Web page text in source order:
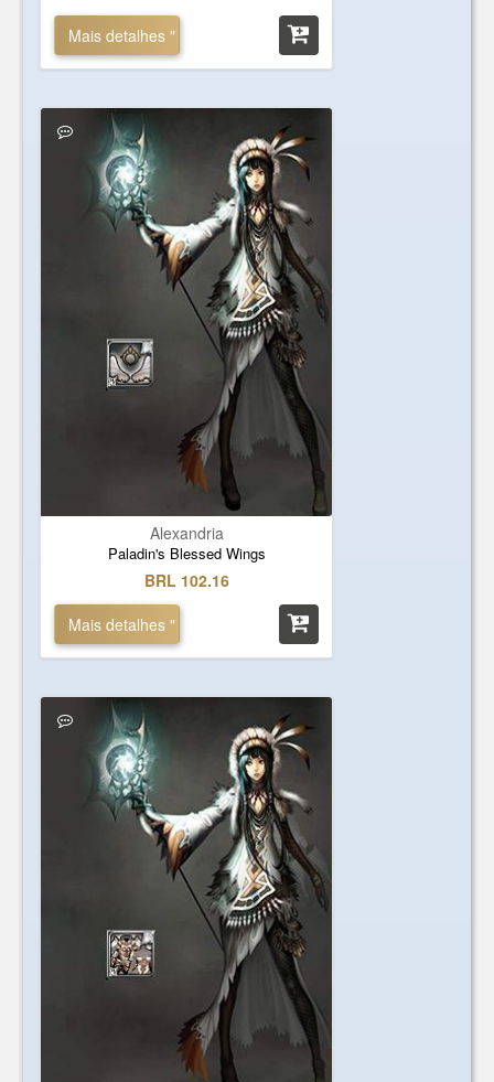
Mais detalhes "
Alexandria
Paladin's Blessed Wings
BRL 102.16
Mais detalhes "